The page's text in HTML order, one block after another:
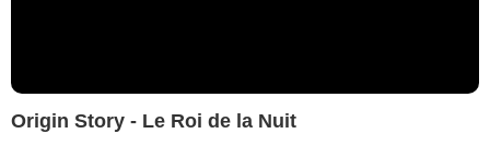
Origin Story - Le Roi de la Nuit